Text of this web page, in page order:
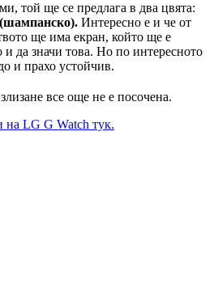
той ще се предлага в два цвята:
(шампанско). Интересно е и че от
ще има екран, който ще е
да значи това. Но по интересното
и прахо устойчив.
все още не е посочена.
на LG G Watch тук.